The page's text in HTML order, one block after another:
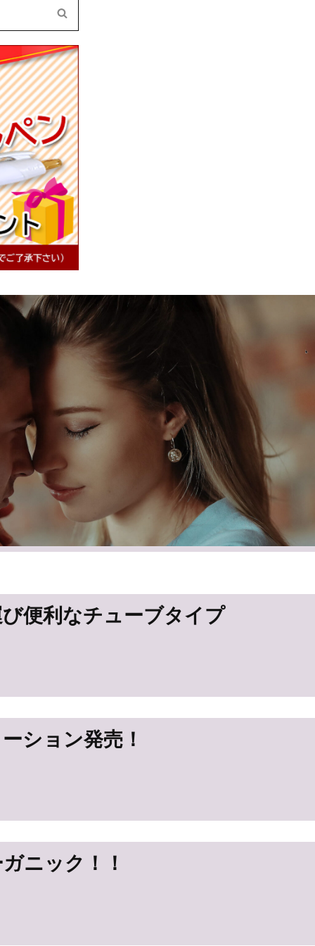
便利なチューブタイプ
ション発売！
ニック！！